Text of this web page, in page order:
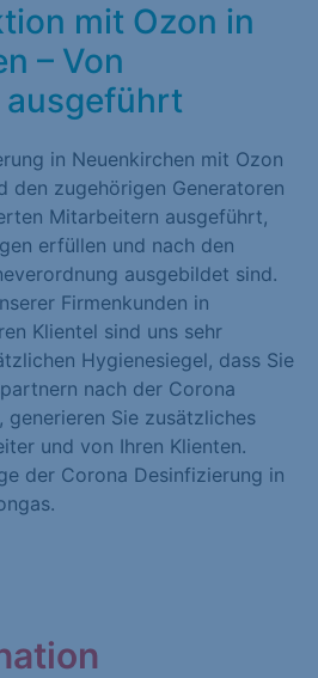
mit Ozon in
– Von
ausgeführt
in Neuenkirchen mit Ozon
den zugehörigen Generatoren
Mitarbeitern ausgeführt,
erfüllen und nach den
ausgebildet sind.
Firmenkunden in
Klientel sind uns sehr
Hygienesiegel, dass Sie
nach der Corona
generieren Sie zusätzliches
und von Ihren Klienten.
der Corona Desinfizierung in